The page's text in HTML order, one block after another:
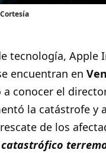
tecnología, Apple
encuentran en
conocer el
la catástrofe
de los